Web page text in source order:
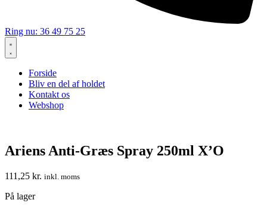
Ring nu: 36 49 75 25
Forside
Bliv en del af holdet
Kontakt os
Webshop
Ariens Anti-Græs Spray 250ml X’O
111,25 kr. inkl. moms
På lager